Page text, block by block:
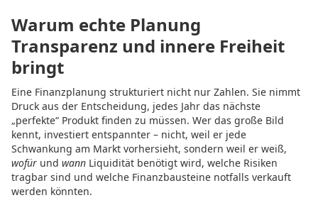
Warum echte Planung
Transparenz und innere Freiheit
bringt
Eine Finanzplanung strukturiert nicht nur Zahlen. Sie nimmt
Druck aus der Entscheidung, jedes Jahr das nächste
„perfekte“ Produkt finden zu müssen. Wer das große Bild
kennt, investiert entspannter – nicht, weil er jede
Schwankung am Markt vorhersieht, sondern weil er weiß,
wofür und wann Liquidität benötigt wird, welche Risiken
tragbar sind und welche Finanzbausteine notfalls verkauft
werden könnten.